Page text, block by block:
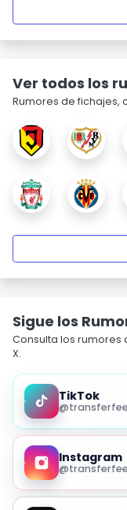
Ver todos los
Rumores de fichajes,
Sigue los
Consulta los rumores
X.
TikTok
Instagram